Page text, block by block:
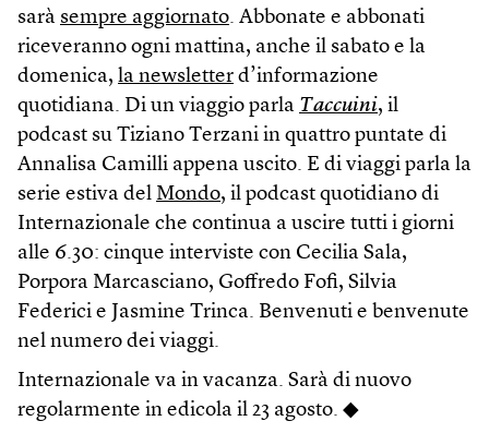
sarà sempre aggiornato. Abbonate e abbonati
riceveranno ogni mattina, anche il sabato e la
domenica, la newsletter d’informazione
quotidiana. Di un viaggio parla Taccuini, il
podcast su Tiziano Terzani in quattro puntate di
Annalisa Camilli appena uscito. E di viaggi parla la
serie estiva del Mondo, il podcast quotidiano di
Internazionale che continua a uscire tutti i giorni
alle 6.30: cinque interviste con Cecilia Sala,
Porpora Marcasciano, Goffredo Fofi, Silvia
Federici e Jasmine Trinca. Benvenuti e benvenute
nel numero dei viaggi.
Internazionale va in vacanza. Sarà di nuo­vo
regolarmente in edicola il 23 agosto. ◆